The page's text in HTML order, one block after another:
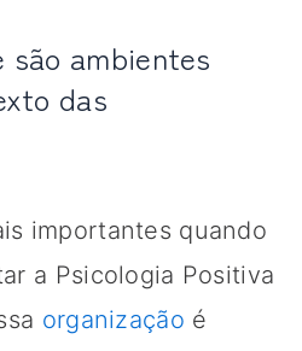
são ambientes
das
importantes quando
a Psicologia Positiva
organização é